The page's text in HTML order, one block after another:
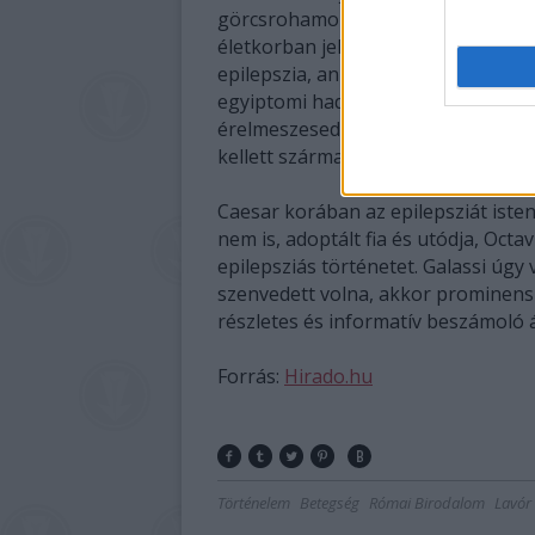
görcsrohamoktól szenvedett
életkorban jelenjenek meg. A
epilepszia, annak felnőttkorában
egyiptomi hadjáratai során
érelmeszesedésből, szifiliszből,
kellett származnia.
Caesar korában az epilepsziát
nem is, adoptált fia és utódja,
epilepsziás történetet. Galassi
szenvedett volna, akkor
részletes és informatív beszámoló
Forrás: Hirado.hu
Történelem Betegség Római Birodalom Lavór